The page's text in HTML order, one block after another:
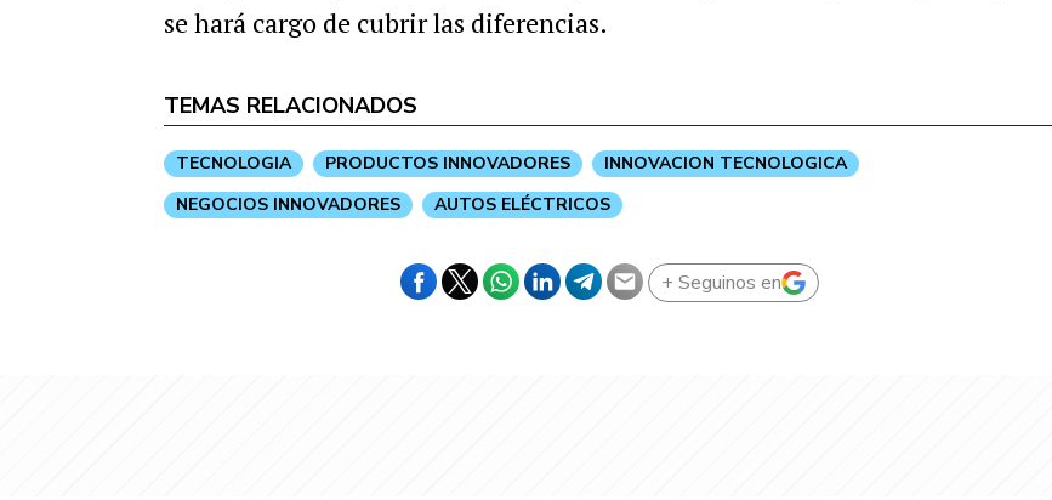
se hará cargo de cubrir las diferencias.
TEMAS RELACIONADOS
TECNOLOGIA PRODUCTOS INNOVADORES
INNOVACION TECNOLOGICA
NEGOCIOS INNOVADORES
AUTOS ELÉCTRICOS
+ Seguinos en